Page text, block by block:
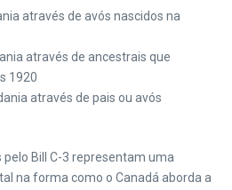
através de avós nascidos na
através de ancestrais que
1920
através de pais ou avós
Bill C-3 representam uma
na forma como o Canadá aborda a